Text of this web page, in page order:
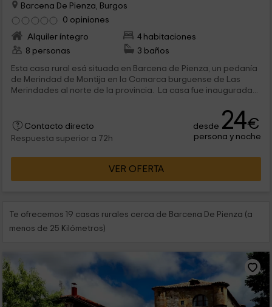
Barcena De Pienza, Burgos
0 opiniones
Alquiler íntegro
4 habitaciones
8 personas
3 baños
Esta casa rural esá situada en Barcena de Pienza, un pedanía
de Merindad de Montija en la Comarca burguense de Las
Merindades al norte de la provincia. La casa fue inaugurada...
Contacto directo
Respuesta superior a 72h
desde 24€
persona y noche
VER OFERTA
Te ofrecemos 19 casas rurales cerca de Barcena De Pienza (a
menos de 25 Kilómetros)